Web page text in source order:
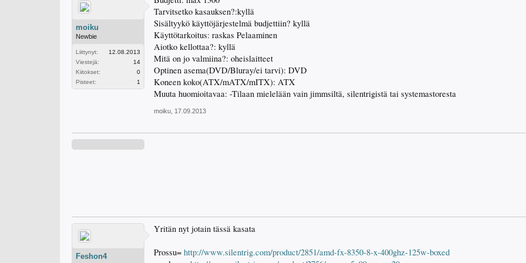
moiku
Newbie
Liittynyt:
12.08.2013
Viestejä:
14
Kiitokset:
0
Pisteet:
1
Tarvitsetko kasauksen?:kyllä
Sisältyykö käyttöjärjestelmä budjettiin? kyllä
Käyttötarkoitus: raskas Pelaaminen
Aiotko kellottaa?: kyllä
Mitä on jo valmiina?: oheislaitteet
Optinen asema(DVD/Bluray/ei tarvi): DVD
Koneen koko(ATX/mATX/mITX): ATX
Muuta huomioitavaa: -Tilaan mielelään vain jimmsiltä, silentrigistä tai systemastoresta
moiku 17.09.2013
Feshon4
Yritän nyt jotain tässä kasata
Prossu= http://www.silentrig.com/product/2851/amd-fx-8350-8-x-400ghz-125w-boxed